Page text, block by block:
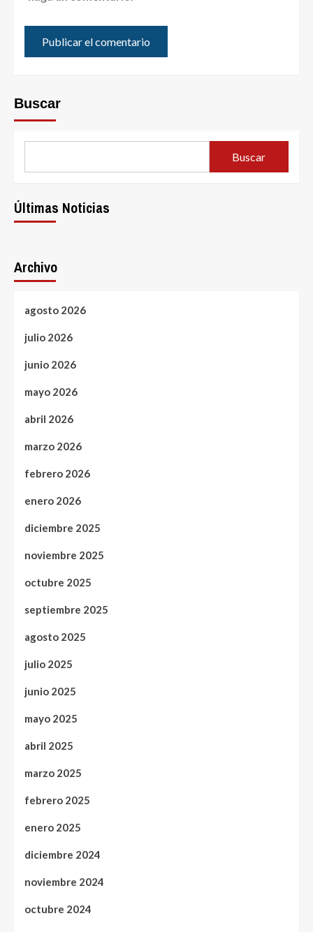
Buscar
Buscar
Últimas Noticias
Archivo
agosto 2026
julio 2026
junio 2026
mayo 2026
abril 2026
marzo 2026
febrero 2026
enero 2026
diciembre 2025
noviembre 2025
octubre 2025
septiembre 2025
agosto 2025
julio 2025
junio 2025
mayo 2025
abril 2025
marzo 2025
febrero 2025
enero 2025
diciembre 2024
noviembre 2024
octubre 2024